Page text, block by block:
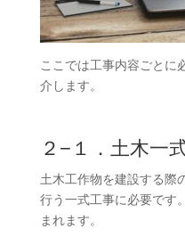
ここでは工事内容ごとに
介します。
２−１．土木一
土木工作物を建設する際
行う一式工事に必要です
まれます。